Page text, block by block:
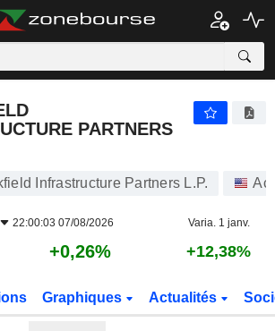
PARTNERS
Infrastructure Partners L.P.
22:00:03 07/08/2026 Varia. 1 janv.
+0,26% +12,38%
Graphiques Actualités